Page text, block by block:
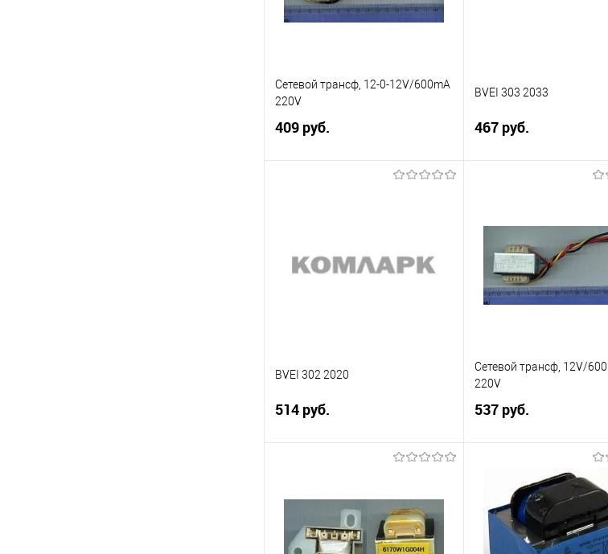
Сетевой трансф, 12-0-12V/600mA
220V
409 руб.
В избранное
Недоступно
BVEI 303 2033
467 руб.
В избранное
BVEI 302 2020
514 руб.
В избранное
Недоступно
Сетевой трансф, 12V/
220V
537 руб.
Подписаться
Сравнение
В избранное